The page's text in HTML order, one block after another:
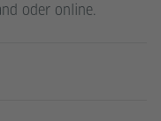
oder online.